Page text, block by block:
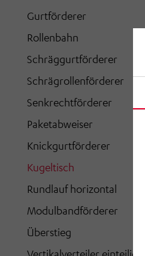
Gurtförderer
Rollenbahn
Schräggurtförderer
Schrägrollenförderer
Senkrechtförderer
Paketabweiser
Knickgurtförderer
Kugeltisch
Rundlauf horizontal
Modulbandförderer
Überstieg